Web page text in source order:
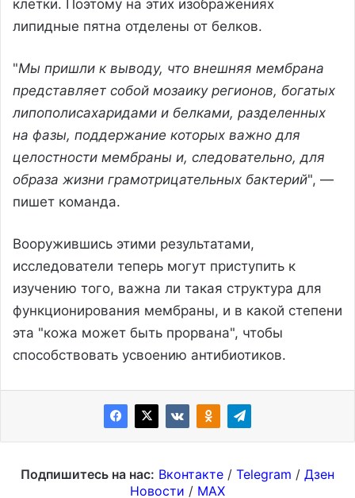
клетки. Поэтому на этих изображениях
липидные пятна отделены от белков.
"Мы пришли к выводу, что внешняя мембрана
представляет собой мозаику регионов, богатых
липополисахаридами и белками, разделенных
на фазы, поддержание которых важно для
целостности мембраны и, следовательно, для
образа жизни грамотрицательных бактерий", —
пишет команда.
Вооружившись этими результатами,
исследователи теперь могут приступить к
изучению того, важна ли такая структура для
функционирования мембраны, и в какой степени
эта "кожа может быть прорвана", чтобы
способствовать усвоению антибиотиков.
Подпишитесь на нас: Вконтакте / Telegram / Дзен
Новости / MAX